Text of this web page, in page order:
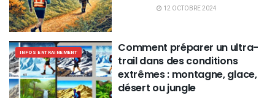
12 OCTOBRE 2024
INFOS ENTRAINEMENT
Comment préparer un ultra-
trail dans des conditions
extrêmes : montagne, glace,
désert ou jungle